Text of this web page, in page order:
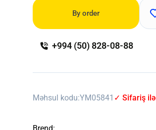
By order
+994 (50) 828-08-88
Məhsul kodu:YM05841 ✓ Sifariş ilə